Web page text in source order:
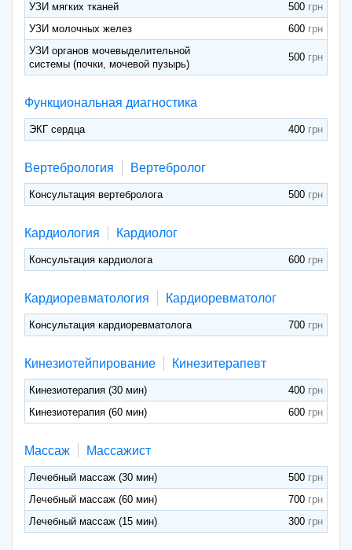
УЗИ мягких тканей
500
УЗИ молочных желез
600
УЗИ органов мочевыделительной
системы (почки, мочевой пузырь)
500
Функциональная диагностика
ЭКГ сердца 400
Вертебрология Вертебролог
Консультация вертебролога 500
Кардиология Кардиолог
Консультация кардиолога 600
Кардиоревматология Кардиоревматолог
Консультация кардиоревматолога 700
Кинезиотейпирование Кинезитерапевт
Кинезиотерапия (30 мин)
400
Кинезиотерапия (60 мин)
600
Массаж Массажист
Лечебный массаж (30 мин)
500
Лечебный массаж (60 мин)
700
Лечебный массаж (15 мин)
300